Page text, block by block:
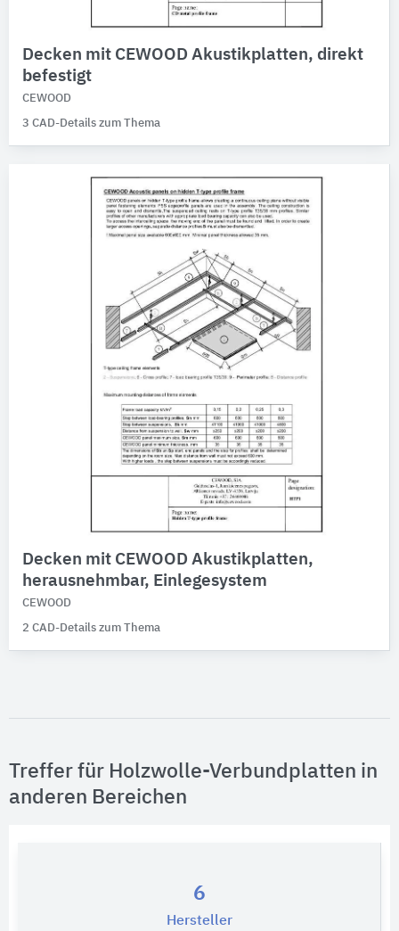
Decken mit CEWOOD Akustikplatten, direkt
befestigt
CEWOOD
3 CAD-Details zum Thema
Decken mit CEWOOD Akustikplatten,
herausnehmbar, Einlegesystem
CEWOOD
2 CAD-Details zum Thema
Treffer für Holzwolle-Verbundplatten in
anderen Bereichen
6
Hersteller